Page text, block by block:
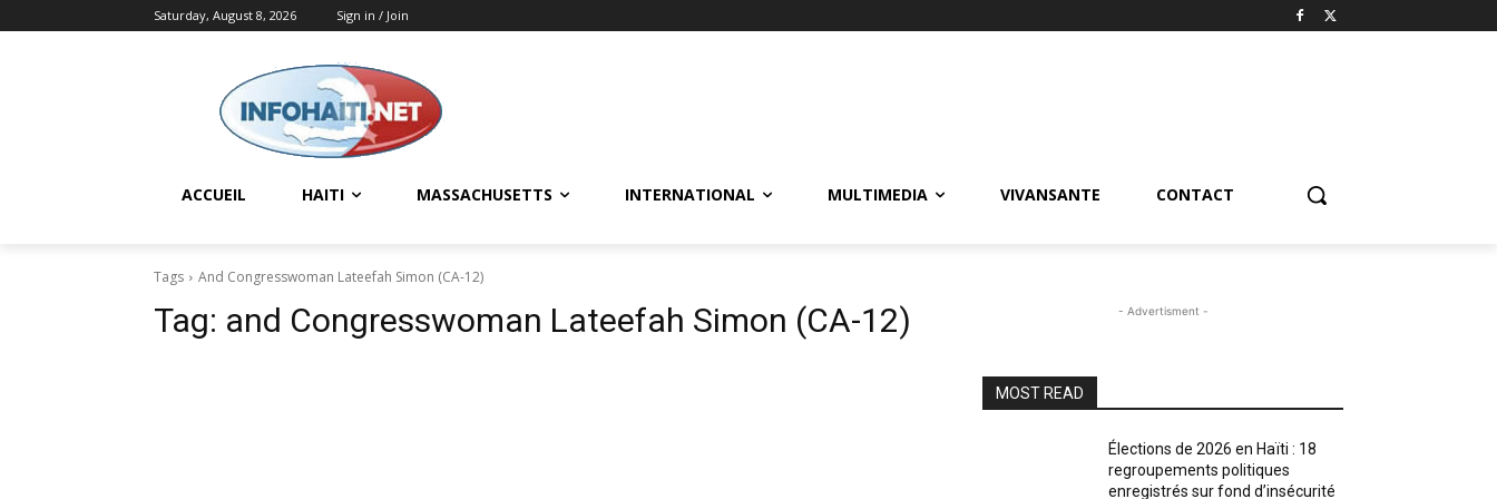
Saturday, August 8, 2026 Sign in / Join
ACCUEIL HAITI MASSACHUSETTS INTERNATIONAL MULTIMEDIA VIVANSANTE CONTACT
Tags And Congresswoman Lateefah Simon (CA-12)
Tag: and Congresswoman Lateefah Simon (CA-12) - Advertisment -
MOST READ
Élections de 2026 en Haïti : 18
regroupements politiques
enregistrés sur fond d’insécurité